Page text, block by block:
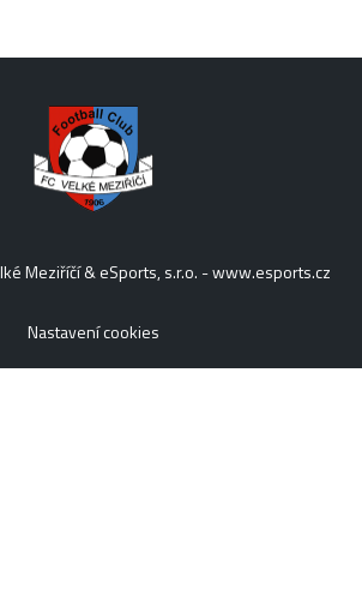
Meziříčí & eSports, s.r.o. -www.esports.cz
Nastavení cookies